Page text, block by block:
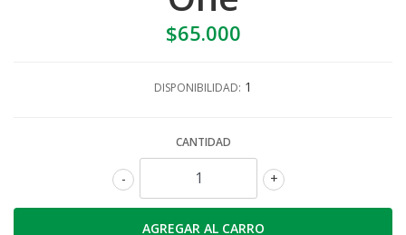
$65.000
DISPONIBILIDAD: 1
CANTIDAD
+
-